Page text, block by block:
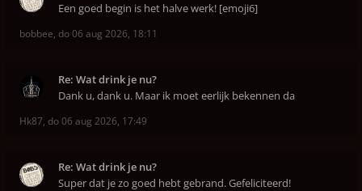
Een goed begin is het halve werk! [emoji6]
bobbee, do 06 aug 2026, 18:11
Re: Wat drink je nu?
Dank u, dank u. Maar ik moet eerlijk bekennen da
Hk87, do 06 aug 2026, 17:49
Re: Wat drink je nu?
Super dat je zo goed hebt gebrand. Gefeliciteerd!